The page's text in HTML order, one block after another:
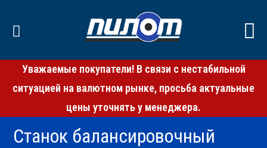
Уважаемые покупатели! В связи с нестабильной
ситуацией на валютном рынке, просьба актуальные
цены уточнять у менеджера.
Станок балансировочный